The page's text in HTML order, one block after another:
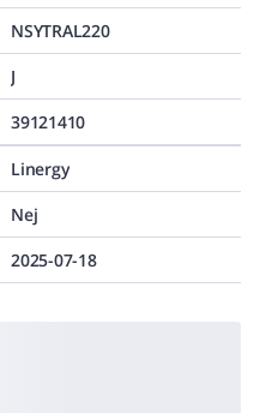
NSYTRAL220
J
39121410
Linergy
Nej
2025-07-18